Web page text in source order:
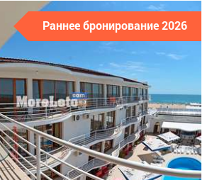
Раннее бронирование 2026